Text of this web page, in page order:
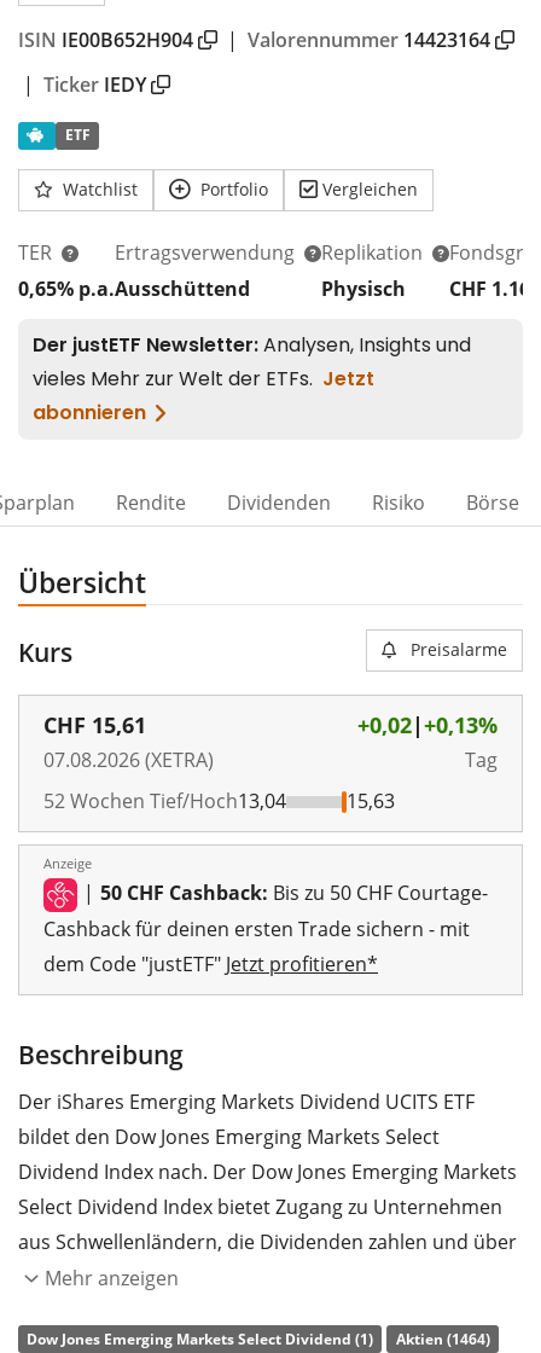
ISIN IE00B652H904 | Valorennummer 14423164
| Ticker IEDY
ETF
Watchlist Portfolio Vergleichen
TER
0,65% p.a.
Ertragsverwendung
Ausschüttend
Replikation
Physisch
CHF
Rendite Dividenden Risiko Börse
Übersicht
Kurs Preisalarme
CHF 15,61
07.08.2026 (XETRA)
+0,02|+0,13%
Tag
52 Wochen Tief/Hoch13,04 15,63
Anzeige
| 50 CHF Cashback: Bis zu 50 CHF Courtage-
Cashback für deinen ersten Trade sichern - mit
dem Code "justETF" Jetzt profitieren*
Beschreibung
Der iShares Emerging Markets Dividend UCITS ETF
bildet den Dow Jones Emerging Markets Select
Dividend Index nach. Der Dow Jones Emerging Markets
Select Dividend Index bietet Zugang zu Unternehmen
aus Schwellenländern, die Dividenden zahlen und über
einen längeren Zeitraum ein entsprechendes
können.
Mehr anzeigen
Dow Jones Emerging Markets Select Dividend (1)
Aktien (1464)